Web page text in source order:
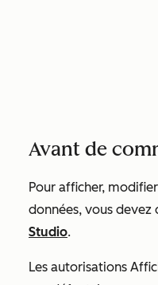
Avant de
Pour afficher,
données, vous devez
Studio.
Les autorisations